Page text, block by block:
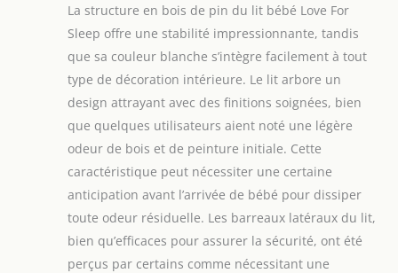
le design
intemporel qui
s'intègre
parfaitement dans
toute chambre
d'enfant.
[NATURE ET
SÉCURITÉ] - lit
évolutif fabriqué en
allie robustesse
naturelle et design
écologique. La
surface revêtue de
La structure en bois de pin du lit bébé Love For
Sleep offre une stabilité impressionnante, tandis
que sa couleur blanche s’intègre facilement à tout
type de décoration intérieure. Le lit arbore un
design attrayant avec des finitions soignées, bien
que quelques utilisateurs aient noté une légère
odeur de bois et de peinture initiale. Cette
caractéristique peut nécessiter une certaine
anticipation avant l’arrivée de bébé pour dissiper
toute odeur résiduelle. Les barreaux latéraux du lit,
bien qu’efficaces pour assurer la sécurité, ont été
perçus par certains comme nécessitant une